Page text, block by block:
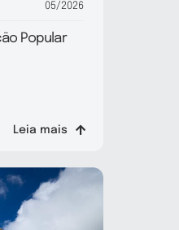
05/2026
Popular
Leia mais